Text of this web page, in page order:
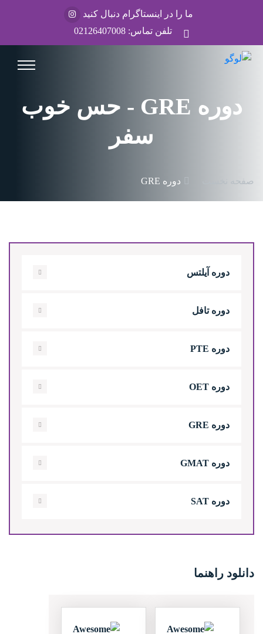
ما را در اینستاگرام دنبال کنید
تلفن تماس:02126407008
دوره GRE - حس خوب
سفر
صفحه نخست دوره GRE
دوره آیلتس
دوره تافل
دوره PTE
دوره OET
دوره GRE
دوره GMAT
دوره SAT
دانلود راهنما